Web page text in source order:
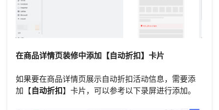
在商品详情页装修中添加【自动折扣】卡片
如果要在商品详情页展示自动折扣活动信息，需要添
加【自动折扣】卡片，可以参考以下录屏进行添加。